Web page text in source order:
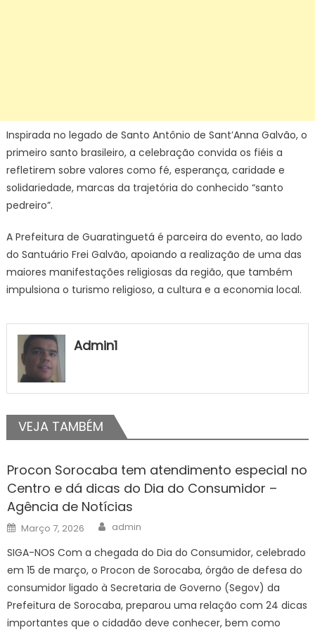
Inspirada no legado de Santo Antônio de Sant’Anna Galvão, o
primeiro santo brasileiro, a celebração convida os fiéis a
refletirem sobre valores como fé, esperança, caridade e
solidariedade, marcas da trajetória do conhecido “santo
pedreiro”.
A Prefeitura de Guaratinguetá é parceira do evento, ao lado
do Santuário Frei Galvão, apoiando a realização de uma das
maiores manifestações religiosas da região, que também
impulsiona o turismo religioso, a cultura e a economia local.
Admin1
VEJA TAMBÉM
Procon Sorocaba tem atendimento especial no
Centro e dá dicas do Dia do Consumidor –
Agência de Notícias
Posted
on
Março 7, 2026 Author
admin
SIGA-NOS Com a chegada do Dia do Consumidor, celebrado
em 15 de março, o Procon de Sorocaba, órgão de defesa do
consumidor ligado à Secretaria de Governo (Segov) da
Prefeitura de Sorocaba, preparou uma relação com 24 dicas
importantes que o cidadão deve conhecer, bem como